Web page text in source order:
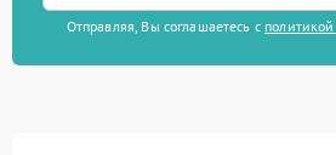
Отправляя, Вы соглашаетесь с